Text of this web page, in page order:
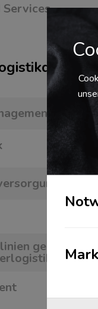
gemäß